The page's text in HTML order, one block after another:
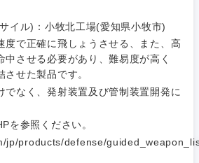
イル)：小牧北工場(愛知県小牧市)
度で正確に飛しょうさせる、また、高
中させる必要があり、難易度が高く
せた製品です。
でなく、発射装置及び管制装置開発に
を参照ください。
jp/products/defense/
サービス・制作、ゲーム
り）
物流
外食
年間休日120日以
上
制 社宅・家賃補助有